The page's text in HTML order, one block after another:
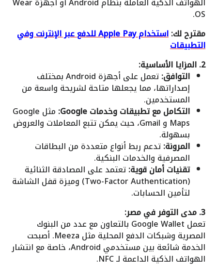
OS.
مقترح لك:
استخدام Apple Pay للدفع عبر الإنترنت وفي
التطبيقات
2. المزايا الأساسية:
التوافق: تعمل على أجهزة Android بمختلف
إصداراتها، مما يجعلها متاحة لشريحة واسعة من
المستخدمين.
التكامل مع تطبيقات وخدمات Google: مثل Google
Maps و Gmail، حيث يمكن تتبع المعاملات والعروض
بسهولة.
المرونة:تدعم ربط أنواع متعددة من البطاقات
المصرفية والخدمات البنكية.
تقنيات أمان قوية:تعتمد على المصادقة الثنائية
(Two-Factor Authentication) وميزة قفل الشاشة
لتأمين الحسابات.
3. مدى التوفر في مصر:
تعمل Google Wallet بالتعاون مع عدد من البنوك
المصرية وشبكات الدفع المحلية مثل Meeza. أصبحت
الخدمة شائعة بين مستخدمي Android، خاصة مع انتشار
الهواتف الذكية الداعمة لـ NFC.